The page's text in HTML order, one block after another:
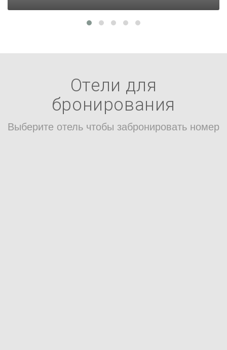
Отели для
бронирования
Выберите отель чтобы забронировать номер